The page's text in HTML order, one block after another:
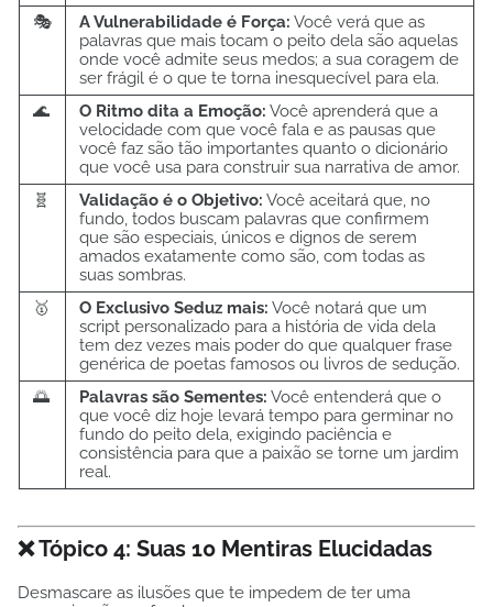
🎭
A Vulnerabilidade é Força: Você verá que as
palavras que mais tocam o peito dela são aquelas
onde você admite seus medos; a sua coragem de
ser frágil é o que te torna inesquecível para ela.
🌊
O Ritmo dita a Emoção: Você aprenderá que a
velocidade com que você fala e as pausas que
você faz são tão importantes quanto o dicionário
que você usa para construir sua narrativa de amor.
🧬
Validação é o Objetivo: Você aceitará que, no
fundo, todos buscam palavras que confirmem
que são especiais, únicos e dignos de serem
amados exatamente como são, com todas as
suas sombras.
🥇
O Exclusivo Seduz mais: Você notará que um
script personalizado para a história de vida dela
tem dez vezes mais poder do que qualquer frase
genérica de poetas famosos ou livros de sedução.
🌅
Palavras são Sementes: Você entenderá que o
que você diz hoje levará tempo para germinar no
fundo do peito dela, exigindo paciência e
consistência para que a paixão se torne um jardim
real.
❌ Tópico 4: Suas 10 Mentiras Elucidadas
Desmascare as ilusões que te impedem de ter uma